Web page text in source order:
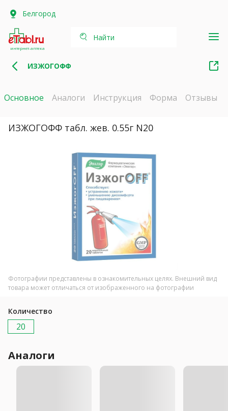
Белгород
интернет-аптека
Найти
ИЗЖОГОФФ
Основное Аналоги Инструкция Форма Отзывы
ИЗЖОГОФФ табл. жев. 0.55г N20
Фотографии представлены в ознакомительных целях. Внешний вид
товара может отличаться от изображенного на фотографии
Количество
20
Аналоги